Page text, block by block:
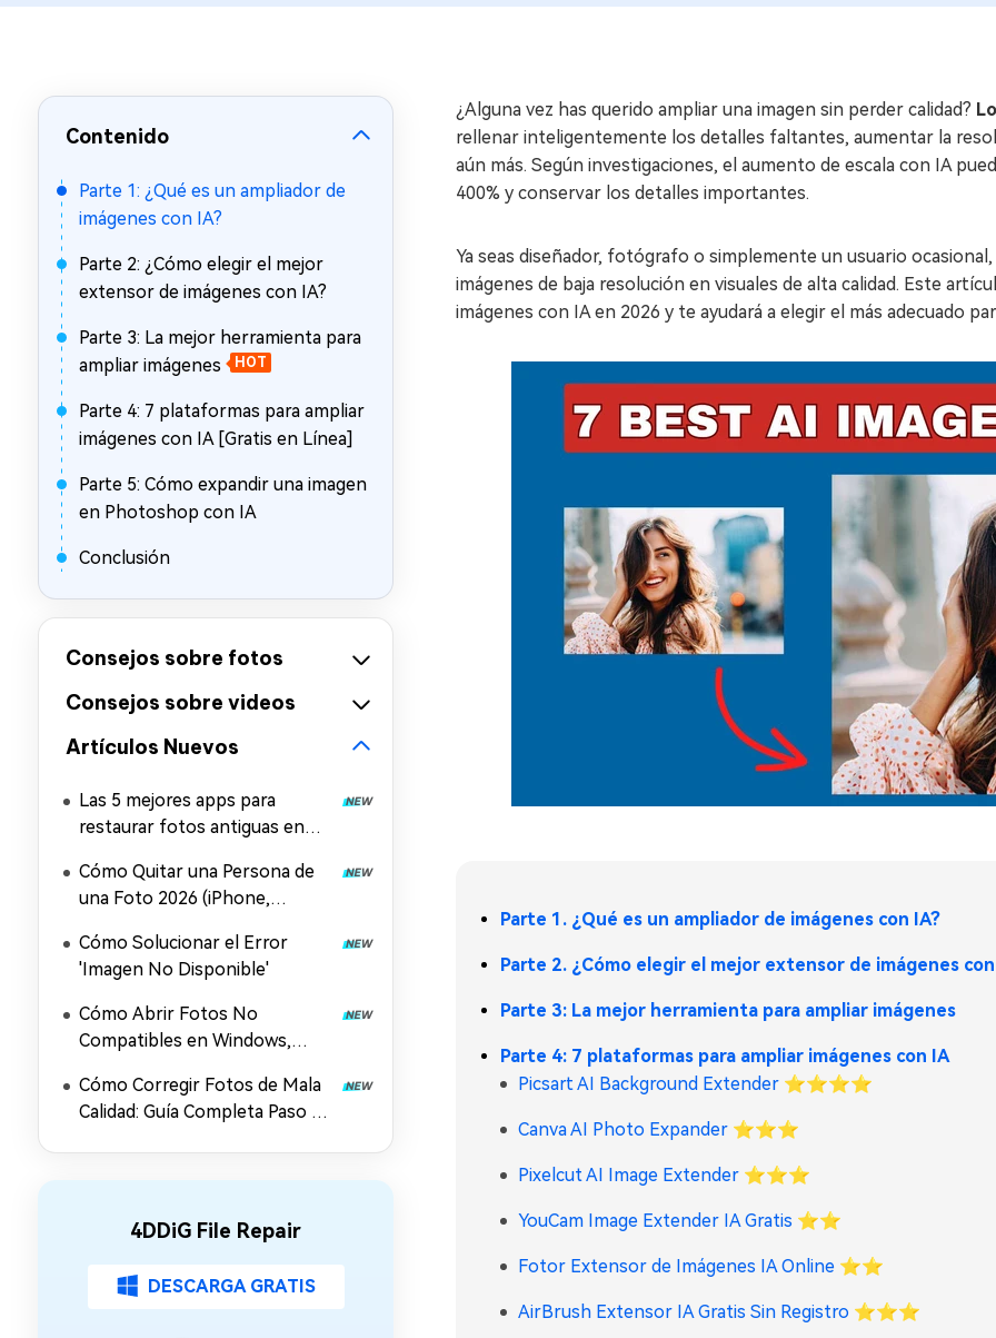
en minutos
Contenido
Parte 1: ¿Qué es un ampliador de
imágenes con IA?
Parte 2: ¿Cómo elegir el mejor
extensor de imágenes con IA?
Parte 3: La mejor herramienta para
ampliar imágenes
HOT
Parte 4: 7 plataformas para ampliar
imágenes con IA [Gratis en Línea]
Parte 5: Cómo expandir una imagen
en Photoshop con IA
Conclusión
Consejos sobre fotos
Consejos sobre videos
Artículos Nuevos
Las 5 mejores apps para
restaurar fotos antiguas en
Cómo Quitar una Persona de
una Foto 2026 (iPhone,
Online)
Cómo Solucionar el Error
'Imagen No Disponible'
Cómo Abrir Fotos No
Compatibles en Windows,
Cómo Corregir Fotos de Mala
Calidad: Guía Completa Paso a
4DDiG File Repair
DESCARGA GRATIS
¿Alguna vez has querido ampliar una imagen sin perder calidad?
rellenar inteligentemente los detalles faltantes, aumentar la
aún más. Según investigaciones, el aumento de escala con IA
400% y conservar los detalles importantes.
Ya seas diseñador, fotógrafo o simplemente un usuario
imágenes de baja resolución en visuales de alta calidad. Este
imágenes con IA en 2026 y te ayudará a elegir el más adecuado
Parte 1. ¿Qué es un ampliador de imágenes con IA?
Parte 2. ¿Cómo elegir el mejor extensor de imágenes con
Parte 3: La mejor herramienta para ampliar imágenes
Parte 4: 7 plataformas para ampliar imágenes con IA
Picsart AI Background Extender ⭐⭐⭐⭐
Canva AI Photo Expander ⭐⭐⭐
Pixelcut AI Image Extender ⭐⭐⭐
YouCam Image Extender IA Gratis ⭐⭐
Fotor Extensor de Imágenes IA Online ⭐⭐
AirBrush Extensor IA Gratis Sin Registro ⭐⭐⭐